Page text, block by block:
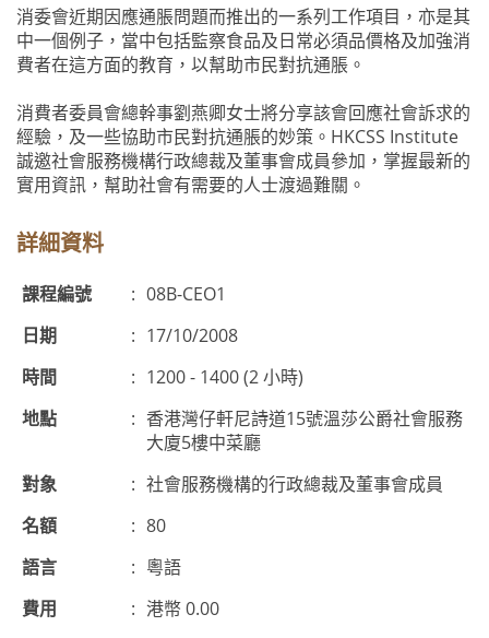
消委會近期因應通脹問題而推出的一系列工作項目，亦是其
中一個例子，當中包括監察食品及日常必須品價格及加強消
費者在這方面的教育，以幫助市民對抗通脹。
消費者委員會總幹事劉燕卿女士將分享該會回應社會訴求的
經驗，及一些協助市民對抗通脹的妙策。HKCSS Institute
誠邀社會服務機構行政總裁及董事會成員參加，掌握最新的
實用資訊，幫助社會有需要的人士渡過難關。
詳細資料
課程編號 : 08B-CEO1
日期
: 17/10/2008
時間
: 1200 - 1400 (2 小時)
地點
: 香港灣仔軒尼詩道15號溫莎公爵社會服務
大廈5樓中菜廳
對象
: 社會服務機構的行政總裁及董事會成員
名額
: 80
語言
: 粵語
費用
: 港幣 0.00